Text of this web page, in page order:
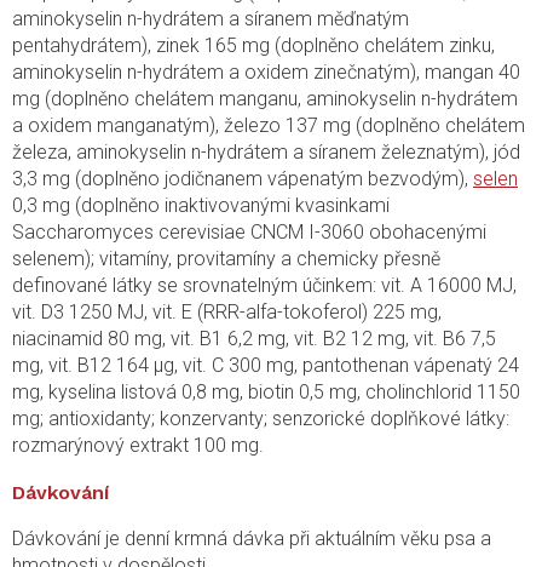
aminokyselin n-hydrátem a síranem měďnatým
pentahydrátem), zinek 165 mg (doplněno chelátem zinku,
aminokyselin n-hydrátem a oxidem zinečnatým), mangan 40
mg (doplněno chelátem manganu, aminokyselin n-hydrátem
a oxidem manganatým), železo 137 mg (doplněno chelátem
železa, aminokyselin n-hydrátem a síranem železnatým), jód
3,3 mg (doplněno jodičnanem vápenatým bezvodým), selen
0,3 mg (doplněno inaktivovanými kvasinkami
Saccharomyces cerevisiae CNCM I-3060 obohacenými
selenem); vitamíny, provitamíny a chemicky přesně
definované látky se srovnatelným účinkem: vit. A 16000 MJ,
vit. D3 1250 MJ, vit. E (RRR-alfa-tokoferol) 225 mg,
niacinamid 80 mg, vit. B1 6,2 mg, vit. B2 12 mg, vit. B6 7,5
mg, vit. B12 164 µg, vit. C 300 mg, pantothenan vápenatý 24
mg, kyselina listová 0,8 mg, biotin 0,5 mg, cholinchlorid 1150
mg; antioxidanty; konzervanty; senzorické doplňkové látky:
rozmarýnový extrakt 100 mg.
Dávkování
Dávkování je denní krmná dávka při aktuálním věku psa a